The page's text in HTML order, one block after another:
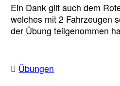
Ein Dank gilt auch dem
welches mit 2 Fahrzeugen
der Übung teilgenommen
Übungen